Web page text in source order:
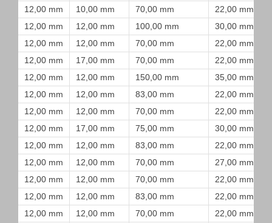
12,00 mm
10,00 mm 70,00 mm
22,00 mm
12,00 mm
12,00 mm 100,00 mm
30,00 mm
12,00 mm
12,00 mm 70,00 mm
22,00 mm
12,00 mm
17,00 mm 70,00 mm
22,00 mm
12,00 mm
12,00 mm 150,00 mm
35,00 mm
12,00 mm
12,00 mm 83,00 mm
22,00 mm
12,00 mm
12,00 mm 70,00 mm
22,00 mm
12,00 mm
17,00 mm 75,00 mm
30,00 mm
12,00 mm
12,00 mm 83,00 mm
22,00 mm
12,00 mm
12,00 mm 70,00 mm
27,00 mm
12,00 mm
12,00 mm 70,00 mm
22,00 mm
12,00 mm
12,00 mm 83,00 mm
22,00 mm
12,00 mm
12,00 mm 70,00 mm
22,00 mm